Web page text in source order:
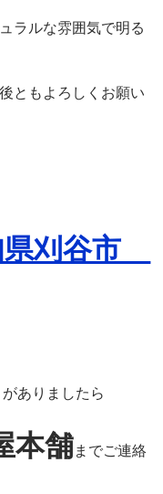
ラルな雰囲気で明る
ともよろしくお願い
県刈谷市
ありましたら
本舗までご連絡